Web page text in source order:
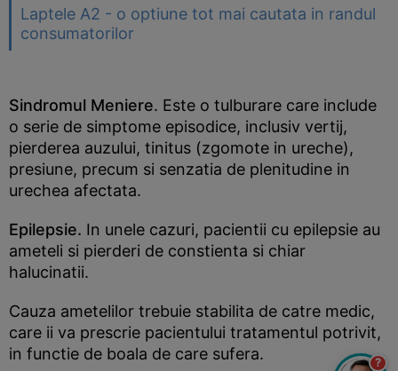
Laptele A2 - o optiune tot mai cautata in randul
consumatorilor
Sindromul Meniere. Este o tulburare care include
o serie de simptome episodice, inclusiv vertij,
pierderea auzului, tinitus (zgomote in ureche),
presiune, precum si senzatia de plenitudine in
urechea afectata.
Epilepsie. In unele cazuri, pacientii cu epilepsie au
ameteli si pierderi de constienta si chiar
halucinatii.
Cauza ametelilor trebuie stabilita de catre medic,
care ii va prescrie pacientului tratamentul potrivit,
in functie de boala de care sufera.
?